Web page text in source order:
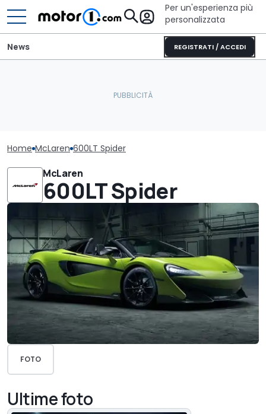
Per un'esperienza più
personalizzata
REGISTRATI / ACCEDI
News
Home McLaren 600LT Spider
McLaren
600LT Spider
FOTO
Ultime foto